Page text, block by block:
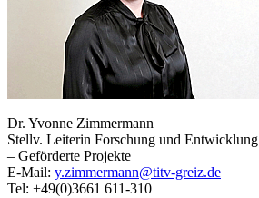
Dr. Yvonne Zimmermann
Stellv. Leiterin Forschung und Entwicklung
– Geförderte Projekte
E-Mail: y.zimmermann@titv-greiz.de
Tel: +49(0)3661 611-310